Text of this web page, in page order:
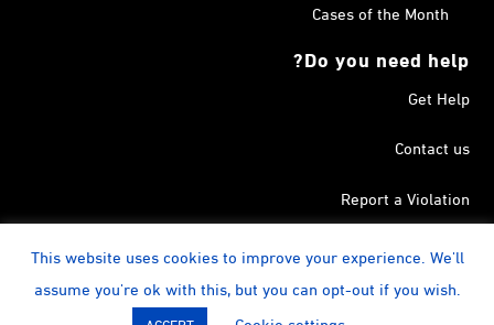
Cases of the Month
Do you need help?
Get Help
Contact us
Report a Violation
Search in the Terrorism List
Twitter
Facebook
Linkedin
YouTube
Calendar
instagram
This website uses cookies to improve your experience. We'll
assume you're ok with this, but you can opt-out if you wish.